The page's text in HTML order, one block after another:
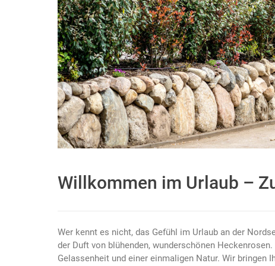
Willkommen im Urlaub –
Wer kennt es nicht, das Gefühl im Urlaub an der
der Duft von blühenden, wunderschönen
Gelassenheit und einer einmaligen Natur. Wir bringen